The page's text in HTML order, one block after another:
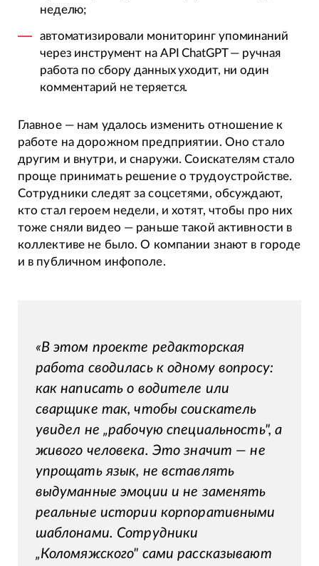
неделю;
автоматизировали мониторинг упоминаний
через инструмент на API ChatGPT — ручная
работа по сбору данных уходит, ни один
комментарий не теряется.
Главное — нам удалось изменить отношение к
работе на дорожном предприятии. Оно стало
другим и внутри, и снаружи. Соискателям стало
проще принимать решение о трудоустройстве.
Сотрудники следят за соцсетями, обсуждают,
кто стал героем недели, и хотят, чтобы про них
тоже сняли видео — раньше такой активности в
коллективе не было. О компании знают в городе
и в публичном инфополе.
«В этом проекте редакторская
работа сводилась к одному вопросу:
как написать о водителе или
сварщике так, чтобы соискатель
увидел не „рабочую специальность", а
живого человека. Это значит — не
упрощать язык, не вставлять
выдуманные эмоции и не заменять
реальные истории корпоративными
шаблонами. Сотрудники
„Коломяжского" сами рассказывают